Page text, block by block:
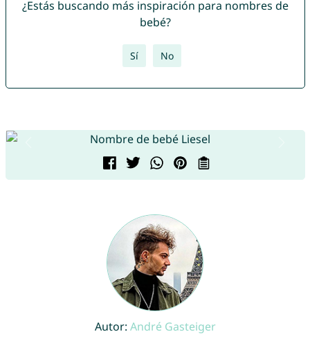
¿Estás buscando más inspiración para nombres de
bebé?
Sí No
Autor: André Gasteiger